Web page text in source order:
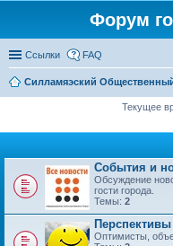
Форум
Ссылки FAQ
Силламяэский
Текущее
События и
Обсуждение
гости города.
Темы: 2
Оптимисты,